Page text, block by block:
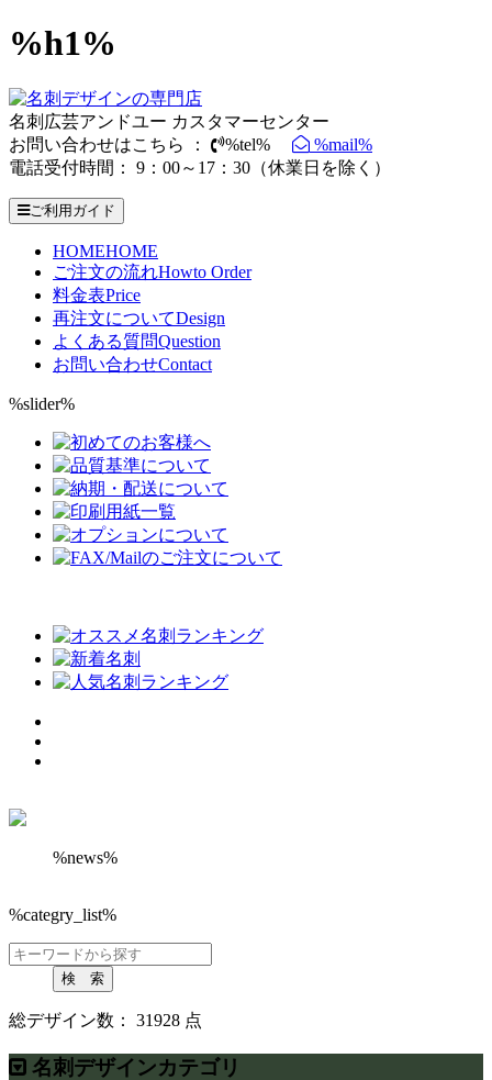
%h1%
名刺広芸アンドユー カスタマーセンター
お問い合わせはこちら ：
%tel%
%mail%
電話受付時間： 9：00～17：30（休業日を除く）
ご利用ガイド
HOMEHOME
ご注文の流れHowto Order
料金表Price
再注文についてDesign
よくある質問Question
お問い合わせContact
%slider%
%news%
%categry_list%
検 索
総デザイン数： 31928 点
名刺デザインカテゴリ